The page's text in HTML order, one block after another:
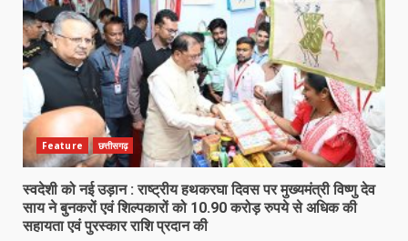
Feature छत्तीसगढ़
स्वदेशी को नई उड़ान : राष्ट्रीय हथकरघा दिवस पर मुख्यमंत्री विष्णु देव
साय ने बुनकरों एवं शिल्पकारों को 10.90 करोड़ रुपये से अधिक की
सहायता एवं पुरस्कार राशि प्रदान की